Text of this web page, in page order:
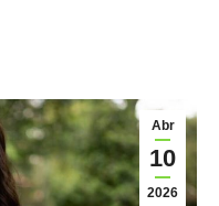
Abr
10
2026